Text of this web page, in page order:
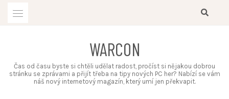
WARCON
Čas od času byste si chtěli udělat radost, pročíst si nějakou dobrou
stránku se zprávami a přijít třeba na tipy nových PC her? Nabízí se vám
náš nový internetový magazín, který umí jen překvapit.